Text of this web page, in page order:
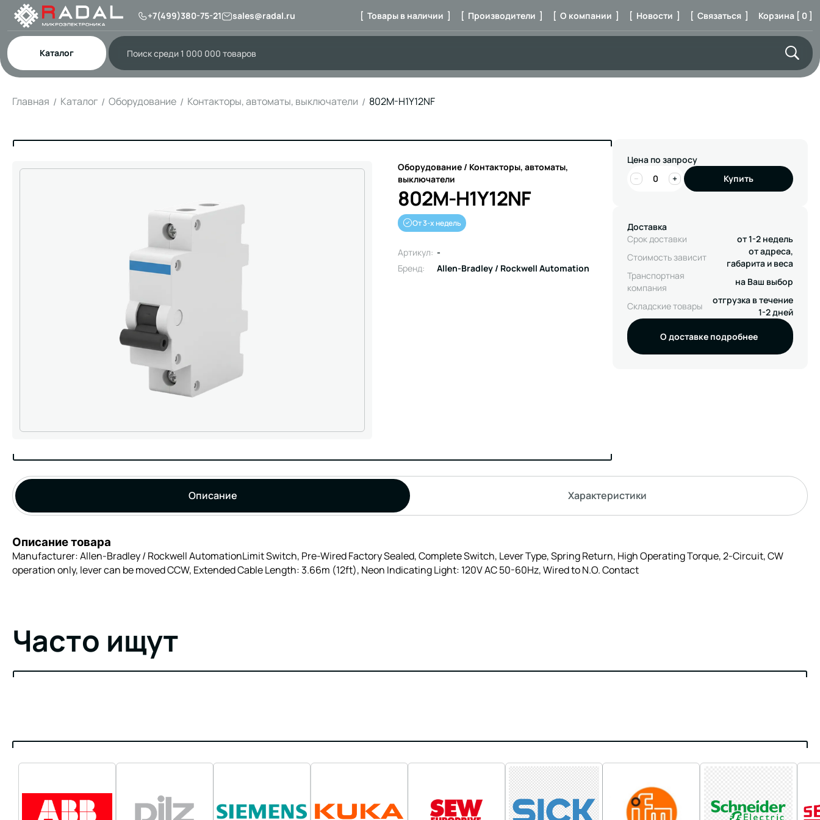
+7(499)380-75-21 sales@radal.ru [ Товары в наличии ] [ Производители ] [ О компании ] [ Новости ] [ Связаться ] Корзина [ 0 ]
Каталог
Главная Каталог Оборудование Контакторы, автоматы, выключатели 802M-H1Y12NF
Оборудование / Контакторы, автоматы,
выключатели
802M-H1Y12NF
От 3-х недель
Артикул: -
Бренд:
Allen-Bradley / Rockwell Automation
Цена по запросу
−
+ Купить
Доставка
Срок доставки
от 1-2 недель
Стоимость зависит
от адреса,
габарита и веса
Транспортная
компания
на Ваш выбор
Складские товары
отгрузка в течение
1-2 дней
О доставке подробнее
Описание Характеристики
Описание товара
Manufacturer: Allen-Bradley / Rockwell AutomationLimit Switch, Pre-Wired Factory Sealed, Complete Switch, Lever Type, Spring Return, High Operating Torque, 2-Circuit, CW
operation only, lever can be moved CCW, Extended Cable Length: 3.66m (12ft), Neon Indicating Light: 120V AC 50-60Hz, Wired to N.O. Contact
Часто ищут